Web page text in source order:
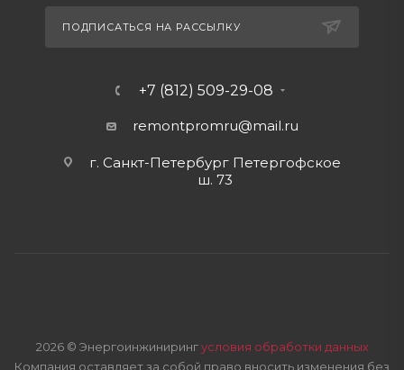
ПОДПИСАТЬСЯ НА РАССЫЛКУ
+7 (812) 509-29-08
remontpromru@mail.ru
г. Санкт-Петербург Петергофское
ш. 73
2026 © Энергоинжинирингусловия обработки данных
Компания оставляет за собой право вносить изменения без